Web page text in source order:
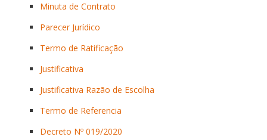
Minuta de Contrato
Parecer Jurídico
Termo de Ratificação
Justificativa
Justificativa Razão de Escolha
Termo de Referencia
Decreto Nº 019/2020